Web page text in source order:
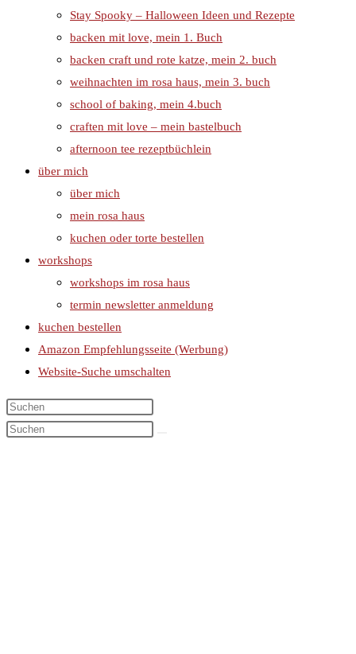
Stay Spooky – Halloween Ideen und Rezepte
backen mit love, mein 1. Buch
backen craft und rote katze, mein 2. buch
weihnachten im rosa haus, mein 3. buch
school of baking, mein 4.buch
craften mit love – mein bastelbuch
afternoon tee rezeptbüchlein
über mich
über mich
mein rosa haus
kuchen oder torte bestellen
workshops
workshops im rosa haus
termin newsletter anmeldung
kuchen bestellen
Amazon Empfehlungsseite (Werbung)
Website-Suche umschalten